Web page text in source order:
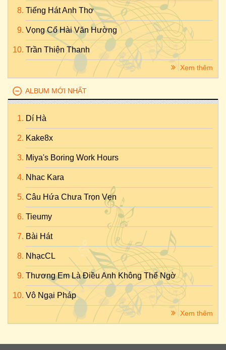
Tiếng Hát Anh Thơ
Vọng Cổ Hài Văn Hường
Trần Thiện Thanh
Xem thêm
ALBUM MỚI NHẤT
Dí Hà
Kake8x
Miya's Boring Work Hours
Nhac Kara
Câu Hứa Chưa Trọn Vẹn
Tieumy
Bài Hát
NhạcCL
Thương Em Là Điều Anh Không Thể Ngờ
Vô Ngại Pháp
Xem thêm